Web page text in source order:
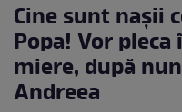
Cine sunt naşii
Popa! Vor
miere, după
Andreea